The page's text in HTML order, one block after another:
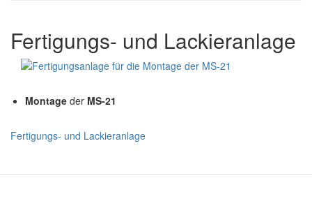
Fertigungs- und Lackieranlage
Montage der MS-21
Fertigungs- und Lackieranlage